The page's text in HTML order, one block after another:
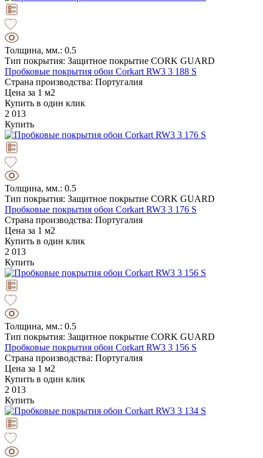
Толщина, мм.: 0.5
Тип покрытия: Защитное покрытие CORK GUARD
Пробковые покрытия обои Corkart RW3 3 188 S
Страна производства: Португалия
Цена за 1 м2
Купить в один клик
2 013
Купить
Толщина, мм.: 0.5
Тип покрытия: Защитное покрытие CORK GUARD
Пробковые покрытия обои Corkart RW3 3 176 S
Страна производства: Португалия
Цена за 1 м2
Купить в один клик
2 013
Купить
Толщина, мм.: 0.5
Тип покрытия: Защитное покрытие CORK GUARD
Пробковые покрытия обои Corkart RW3 3 156 S
Страна производства: Португалия
Цена за 1 м2
Купить в один клик
2 013
Купить